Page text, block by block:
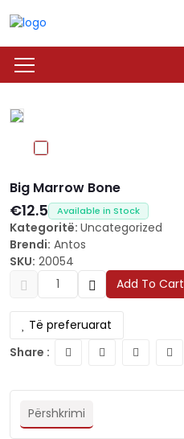
Big Marrow Bone
€12.5 Available in Stock
Kategoritë: Uncategorized
Brendi: Antos
SKU: 20054
Add To Cart
Të preferuarat
Share :
Përshkrimi